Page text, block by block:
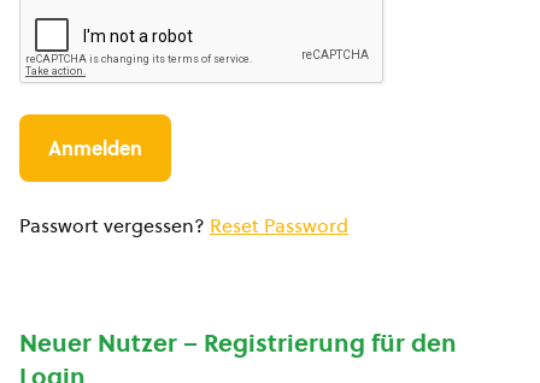
Passwort vergessen? Reset Password
Neuer Nutzer – Registrierung für den